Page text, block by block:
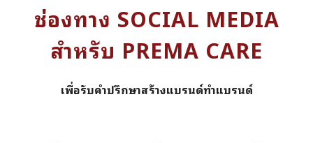
ช่องทาง SOCIAL MEDIA
สำหรับ PREMA CARE
เพื่อรับคำปรึกษาสร้างแบรนด์ทำแบรนด์